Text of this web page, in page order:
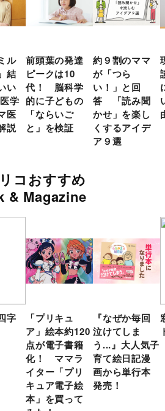
ル
結
い
学
医
説
前頭葉の発達
ピークは10
代！ 脳科学
的に子どもの
「ならいご
と」を検証
約９割のママ
が「つら
い！」と回
答 「読み聞
かせ」を楽し
くするアイデ
ア９選
コおすすめ
& Magazine
字
「プリキュ
ア」絵本約120
点が電子書籍
化！ ママラ
イター「プリ
キュア電子絵
本」を買って
『なぜか毎回
泣けてしま
う...』大人気子
育て絵日記漫
画から単行本
発売！